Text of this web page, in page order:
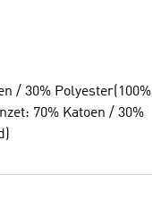
/ 30% Polyester(100%
70% Katoen / 30%